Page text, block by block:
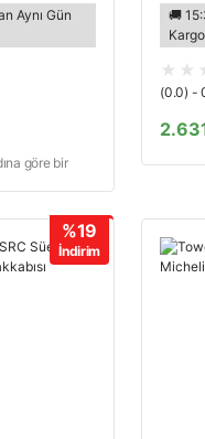
Aynı Gün
göre bir
🚚
Kargo
(0.0) -
%19
İndirim